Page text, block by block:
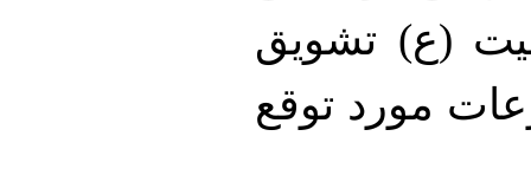
(ع) تشویق
مورد توقع